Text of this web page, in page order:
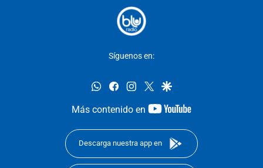
Síguenos en:
whatsappfacebookinstagram
twittergoogle
Más contenido en
youtube-
Descarga nuestra app en